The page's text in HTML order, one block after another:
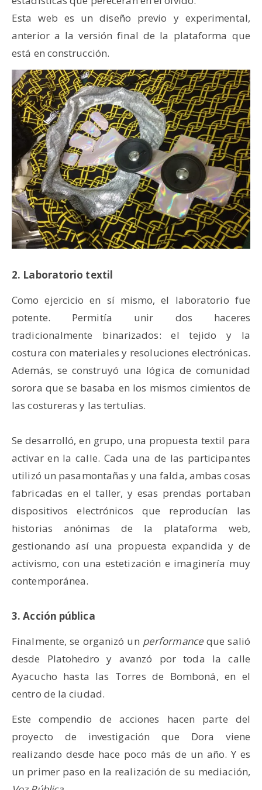
Esta web es un diseño previo y experimental,
anterior a la versión final de la plataforma que
está en construcción.
2. Laboratorio textil
Como ejercicio en sí mismo, el laboratorio fue
potente. Permitía unir dos haceres
tradicionalmente binarizados: el tejido y la
costura con materiales y resoluciones electrónicas.
Además, se construyó una lógica de comunidad
sorora que se basaba en los mismos cimientos de
las costureras y las tertulias.
Se desarrolló, en grupo, una propuesta textil para
activar en la calle. Cada una de las participantes
utilizó un pasamontañas y una falda, ambas cosas
fabricadas en el taller, y esas prendas portaban
dispositivos electrónicos que reproducían las
historias anónimas de la plataforma web,
gestionando así una propuesta expandida y de
activismo, con una estetización e imaginería muy
contemporánea.
3. Acción pública
Finalmente, se organizó un performanceque salió
desde Platohedro y avanzó por toda la calle
Ayacucho hasta las Torres de Bomboná, en el
centro de la ciudad.
Este compendio de acciones hacen parte del
proyecto de investigación que Dora viene
realizando desde hace poco más de un año. Y es
un primer paso en la realización de su mediación,